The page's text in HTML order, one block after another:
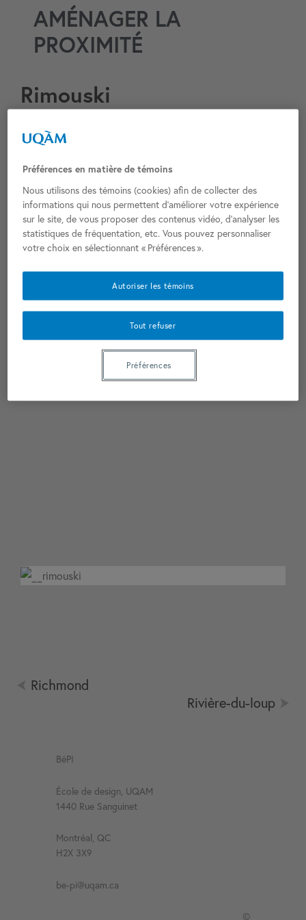
AMÉNAGER LA
PROXIMITÉ
Rimouski
Municipalité :
Adresse : 205 Av. de la Cathédrale, Rimouski, QC G5L 5J1
Année de réalisation (état actuel) :1929
Concepteurs (état actuel) :Héliodore Laberge
Année de construction (immeuble d’origine) :
Concepteurs (immeuble d’origine) :
Richmond
Rivière-du-loup
BéPI
École de design, UQAM
1440 Rue Sanguinet
Montréal, QC
H2X 3X9
be-pi@uqam.ca
©
Préférences en matière de témoins
Nous utilisons des témoins (cookies) afin de collecter des
informations qui nous permettent d’améliorer votre expérience
sur le site, de vous proposer des contenus vidéo, d’analyser les
statistiques de fréquentation, etc. Vous pouvez personnaliser
votre choix en sélectionnant « Préférences ».
Tout refuser
Autoriser les témoins
Préférences